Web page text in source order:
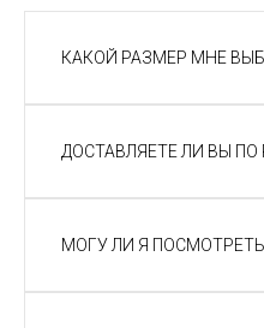
КАКОЙ РАЗМЕР МНЕ
ДОСТАВЛЯЕТЕ ЛИ ВЫ
МОГУ ЛИ Я